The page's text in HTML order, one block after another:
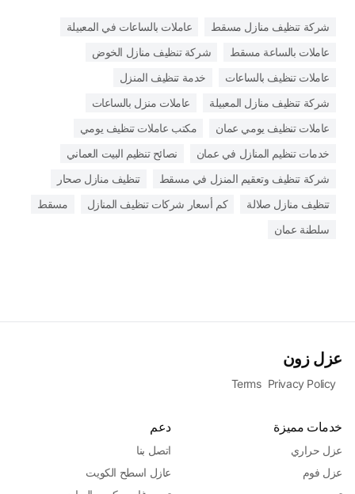
شركة تنظيف منازل مسقط
عاملات بالساعات في المعبيلة
عاملات بالساعة مسقط
شركة تنظيف منازل الخوض
عاملات تنظيف بالساعات
خدمة تنظيف المنزل
شركة تنظيف منازل المعبيلة
عاملات منزل بالساعات
عاملات تنظيف يومي عمان
مكتب عاملات تنظيف يومي
خدمات تنظيم المنازل في عمان
نصائح تنظيم البيت العماني
شركة تنظيف وتعقيم المنزل في مسقط
تنظيف منازل صحار
تنظيف منازل صلالة
كم أسعار شركات تنظيف المنازل
مسقط
سلطنة عمان
عزل زون
Terms Privacy Policy
خدمات مميزة
عزل حراري
عزل فوم
دعم
اتصل بنا
عازل اسطح الكويت